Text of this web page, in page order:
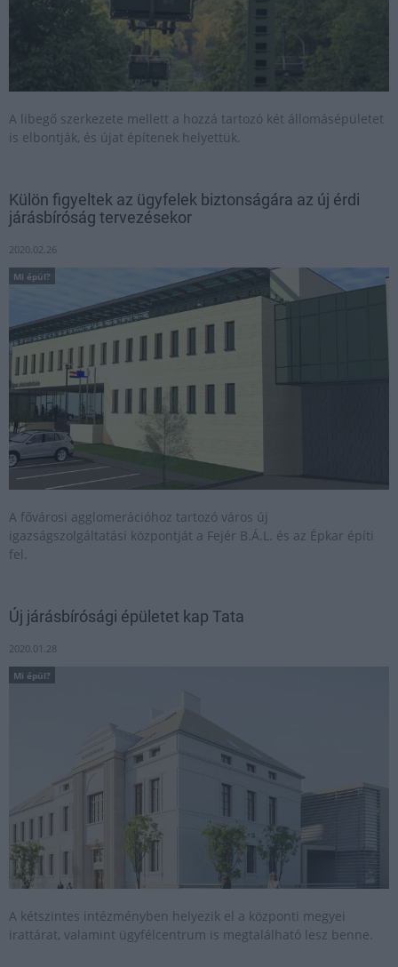
A libegő szerkezete mellett a hozzá tartozó két állomásépületet
is elbontják, és újat építenek helyettük.
Külön figyeltek az ügyfelek biztonságára az új érdi
járásbíróság tervezésekor
2020.02.26
Mi épül?
A fővárosi agglomerációhoz tartozó város új
igazságszolgáltatási központját a Fejér B.Á.L. és az Épkar építi
fel.
Új járásbírósági épületet kap Tata
2020.01.28
Mi épül?
A kétszintes intézményben helyezik el a központi megyei
irattárat, valamint ügyfélcentrum is megtalálható lesz benne.